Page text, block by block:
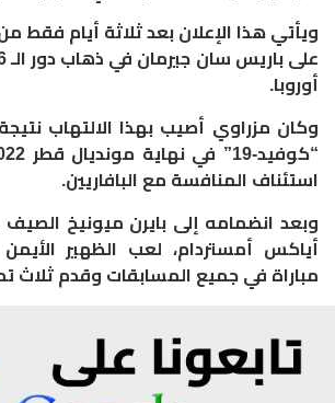
ويأتي هذا الإعلان بعد ثلاثة أيام فقط
أوروبا.
وكان مزراوي أصيب بهذا الالتهاب
استئناف المنافسة مع البافاريين.
وبعد انضمامه إلى بايرن ميونيخ
مباراة في جميع المسابقات وقدم ثلاث